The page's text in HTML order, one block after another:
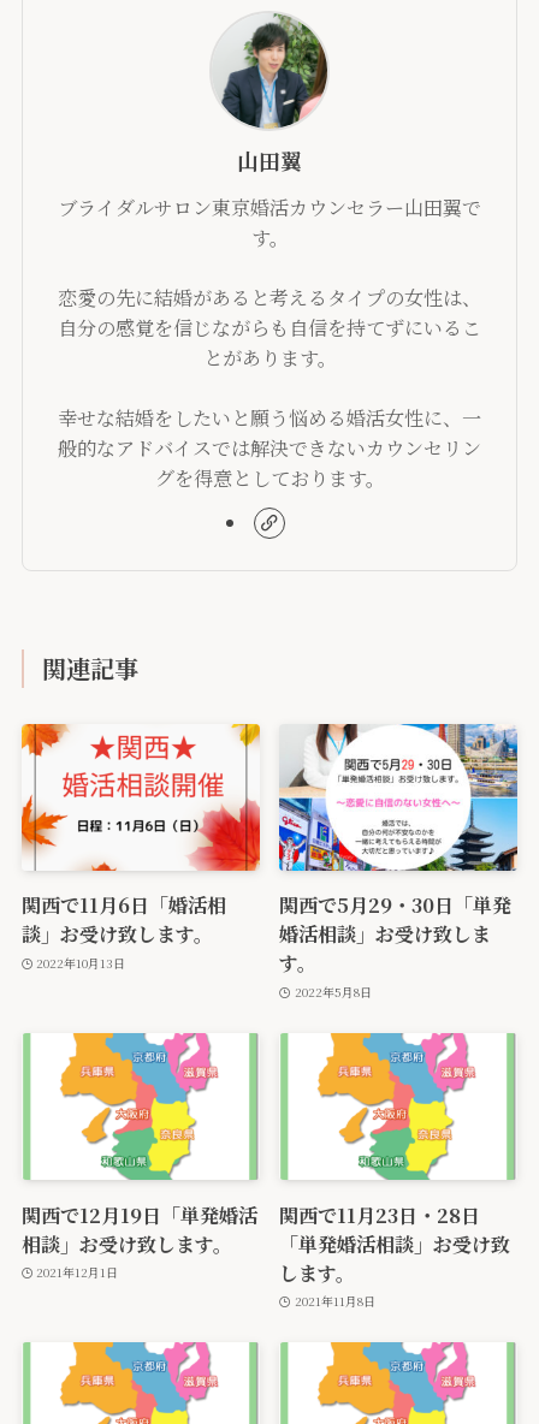
山田翼
ブライダルサロン東京婚活カウンセラー山田翼で
す。
恋愛の先に結婚があると考えるタイプの女性は、
自分の感覚を信じながらも自信を持てずにいるこ
とがあります。
幸せな結婚をしたいと願う悩める婚活女性に、一
般的なアドバイスでは解決できないカウンセリン
グを得意としております。
関連記事
関西で11月6日「婚活相
談」お受け致します。
2022年10月13日
関西で5月29・30日「単発
婚活相談」お受け致しま
す。
2022年5月8日
関西で12月19日「単発婚活
相談」お受け致します。
2021年12月1日
関西で11月23日・28日
「単発婚活相談」お受け致
します。
2021年11月8日